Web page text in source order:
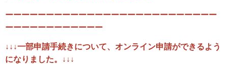
ーーーーーーーーーーーーーーーーーーーーーーーーーー
ーーーーーーーーーーーー
↓↓↓一部申請手続きについて、オンライン申請ができるよう
になりました。↓↓↓